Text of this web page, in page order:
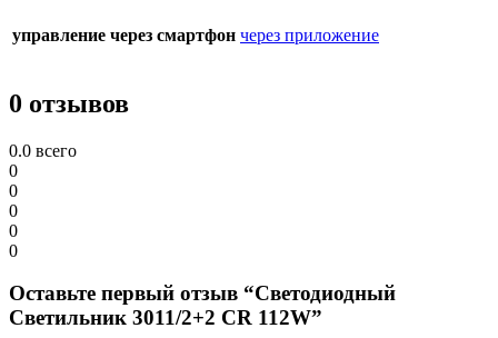
управление через смартфон через приложение
0 отзывов
0.0 всего
0
0
0
0
0
Оставьте первый отзыв “Светодиодный
Светильник 3011/2+2 CR 112W”